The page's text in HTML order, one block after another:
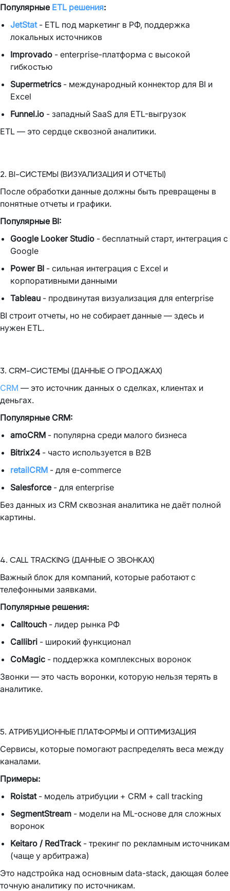
Популярные ETL решения:
JetStat- ETL под маркетинг в РФ, поддержка
локальных источников
Improvado - enterprise-платформа с высокой
гибкостью
Supermetrics- международный коннектор для BI и
Excel
Funnel.io - западный SaaS для ETL-выгрузок
ETL — это сердце сквозной аналитики.
2. BI-СИСТЕМЫ (ВИЗУАЛИЗАЦИЯ И ОТЧЕТЫ)
После обработки данные должны быть превращены в
понятные отчеты и графики.
Популярные BI:
Google Looker Studio - бесплатный старт, интеграция с
Google
Power BI - сильная интеграция с Excel и
корпоративными данными
Tableau - продвинутая визуализация для enterprise
BI строит отчеты, но не собирает данные — здесь и
нужен ETL.
3. CRM-СИСТЕМЫ (ДАННЫЕ О ПРОДАЖАХ)
CRM — это источник данных о сделках, клиентах и
деньгах.
Популярные CRM:
amoCRM - популярна среди малого бизнеса
Bitrix24 - часто используется в B2B
retailCRM - для e-commerce
Salesforce- для enterprise
Без данных из CRM сквозная аналитика не даёт полной
картины.
4. CALL TRACKING (ДАННЫЕ О ЗВОНКАХ)
Важный блок для компаний, которые работают с
телефонными заявками.
Популярные решения:
Calltouch - лидер рынка РФ
Callibri - широкий функционал
CoMagic - поддержка комплексных воронок
Звонки — это часть воронки, которую нельзя терять в
аналитике.
5. АТРИБУЦИОННЫЕ ПЛАТФОРМЫ И ОПТИМИЗАЦИЯ
Сервисы, которые помогают распределять веса между
каналами.
Примеры:
Roistat - модель атрибуции + CRM + call tracking
SegmentStream - модели на ML-основе для сложных
воронок
Keitaro / RedTrack - трекинг по рекламным источникам
(чаще у арбитража)
Это надстройка над основным data-stack, дающая более
точную аналитику по источникам.